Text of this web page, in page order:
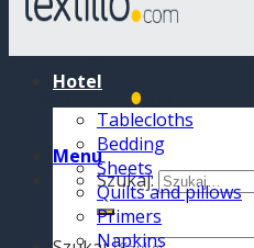
Menu
Szukaj:
Hotel
Tablecloths
Bedding
Sheets
Quilts and pillows
Primers
Napkins